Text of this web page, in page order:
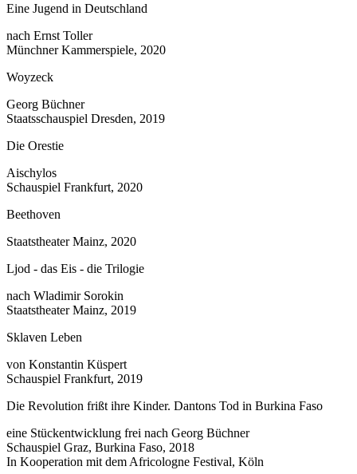
Eine Jugend in Deutschland
nach Ernst Toller
Münchner Kammerspiele, 2020
Woyzeck
Georg Büchner
Staatsschauspiel Dresden, 2019
Die Orestie
Aischylos
Schauspiel Frankfurt, 2020
Beethoven
Staatstheater Mainz, 2020
Ljod - das Eis - die Trilogie
nach Wladimir Sorokin
Staatstheater Mainz, 2019
Sklaven Leben
von Konstantin Küspert
Schauspiel Frankfurt, 2019
Die Revolution frißt ihre Kinder. Dantons Tod in Burkina Faso
eine Stückentwicklung frei nach Georg Büchner
Schauspiel Graz, Burkina Faso, 2018
In Kooperation mit dem Africologne Festival, Köln